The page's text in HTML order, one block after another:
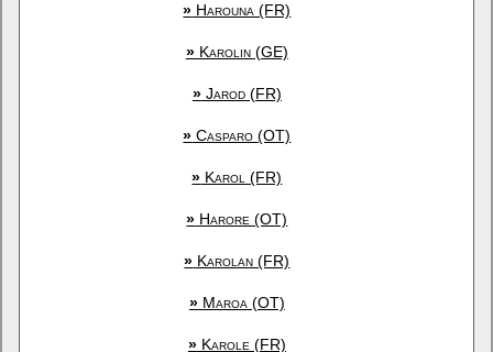
» Harouna (FR)
»Karolin (GE)
»Jarod (FR)
» Casparo (OT)
» Karol (FR)
» Harore (OT)
» Karolan (FR)
»Maroa (OT)
»Karole (FR)